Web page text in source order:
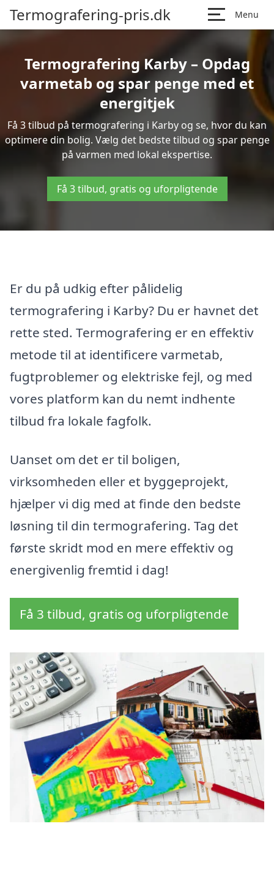
Termografering-pris.dk Menu
Termografering Karby – Opdag
varmetab og spar penge med et
energitjek
Få 3 tilbud på termografering i Karby og se, hvor du kan
optimere din bolig. Vælg det bedste tilbud og spar penge
på varmen med lokal ekspertise.
Få 3 tilbud, gratis og uforpligtende
Er du på udkig efter pålidelig
termografering i Karby? Du er havnet det
rette sted. Termografering er en effektiv
metode til at identificere varmetab,
fugtproblemer og elektriske fejl, og med
vores platform kan du nemt indhente
tilbud fra lokale fagfolk.
Uanset om det er til boligen,
virksomheden eller et byggeprojekt,
hjælper vi dig med at finde den bedste
løsning til din termografering. Tag det
første skridt mod en mere effektiv og
energivenlig fremtid i dag!
Få 3 tilbud, gratis og uforpligtende